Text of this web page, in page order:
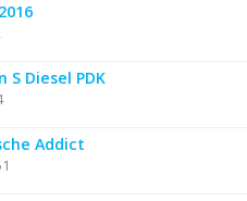
S Diesel PDK
Addict